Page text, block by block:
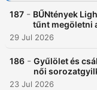
187 - BŰNtények
tűnt megöletni
29 Jul 2026
186 - Gyűlölet és
női
23 Jul 2026